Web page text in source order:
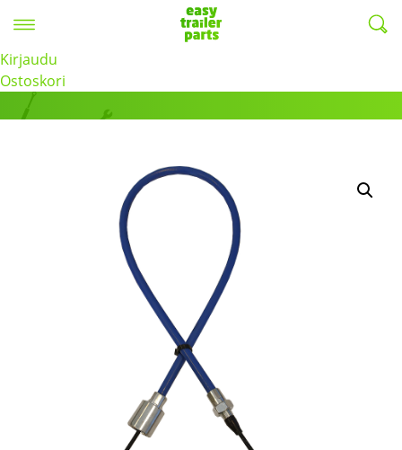
Kirjaudu
Ostoskori
Tuotteet